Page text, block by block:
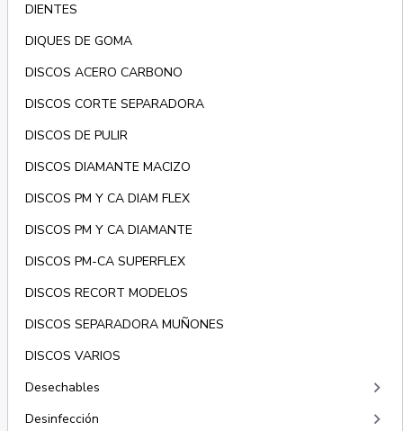
DIENTES
DIQUES DE GOMA
DISCOS ACERO CARBONO
DISCOS CORTE SEPARADORA
DISCOS DE PULIR
DISCOS DIAMANTE MACIZO
DISCOS PM Y CA DIAM FLEX
DISCOS PM Y CA DIAMANTE
DISCOS PM-CA SUPERFLEX
DISCOS RECORT MODELOS
DISCOS SEPARADORA MUÑONES
DISCOS VARIOS
Desechables
keyboard_arrow_right
Desinfección keyboard_arrow_right